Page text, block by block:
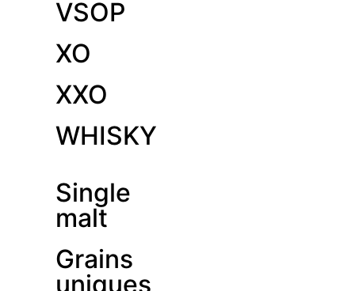
VSOP
XO
XXO
WHISKY
Single
malt
Grains
uniques